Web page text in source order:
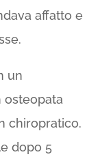
affatto e
un
osteopata
chiropratico.
dopo 5